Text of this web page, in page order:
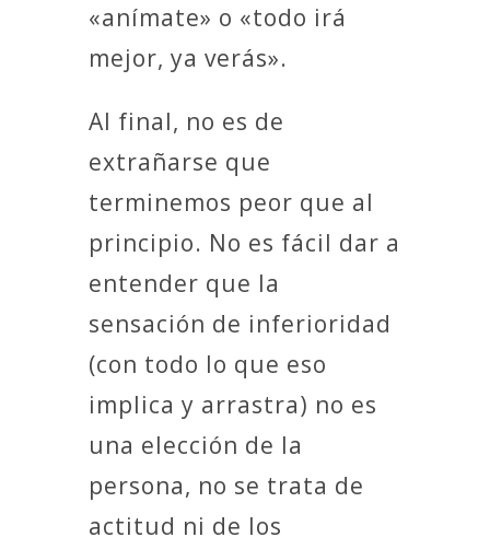
«anímate» o «todo irá
mejor, ya verás».
Al final, no es de
extrañarse que
terminemos peor que al
principio. No es fácil dar a
entender que la
sensación de inferioridad
(con todo lo que eso
implica y arrastra) no es
una elección de la
persona, no se trata de
actitud ni de los